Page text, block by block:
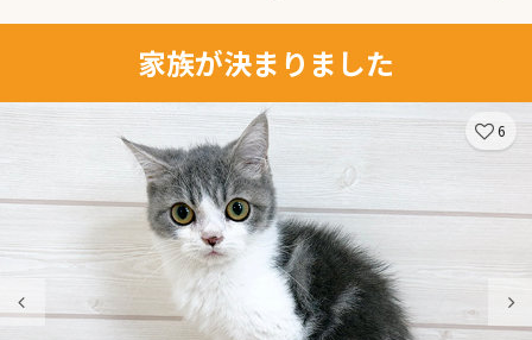
家族が決まりました
6